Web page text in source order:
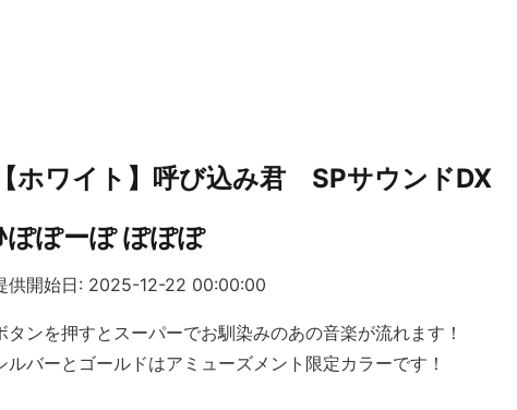
【ホワイト】呼び込み君 SPサウンドDX
ぽぽーぽ ぽぽぽ
供開始日: 2025-12-22 00:00:00
タンを押すとスーパーでお馴染みのあの音楽が流れます！
ルバーとゴールドはアミューズメント限定カラーです！